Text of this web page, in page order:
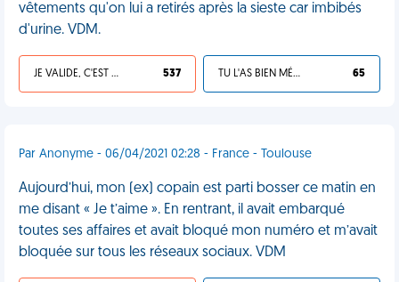
vêtements qu'on lui a retirés après la sieste car imbibés
d'urine. VDM.
JE VALIDE, C'EST UNE VDM 537 TU L'AS BIEN MÉRITÉ 65
Par Anonyme - 06/04/2021 02:28 - France - Toulouse
Aujourd’hui, mon (ex) copain est parti bosser ce matin en
me disant « Je t’aime ». En rentrant, il avait embarqué
toutes ses affaires et avait bloqué mon numéro et m’avait
bloquée sur tous les réseaux sociaux. VDM